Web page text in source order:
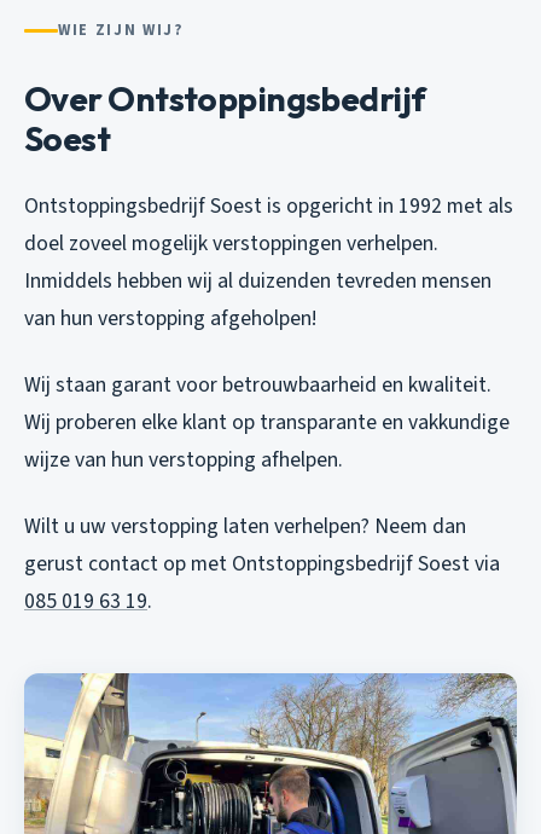
WIE ZIJN WIJ?
Over Ontstoppingsbedrijf
Soest
Ontstoppingsbedrijf Soest is opgericht in 1992 met als
doel zoveel mogelijk verstoppingen verhelpen.
Inmiddels hebben wij al duizenden tevreden mensen
van hun verstopping afgeholpen!
Wij staan garant voor betrouwbaarheid en kwaliteit.
Wij proberen elke klant op transparante en vakkundige
wijze van hun verstopping afhelpen.
Wilt u uw verstopping laten verhelpen? Neem dan
gerust contact op met Ontstoppingsbedrijf Soest via
085 019 63 19.